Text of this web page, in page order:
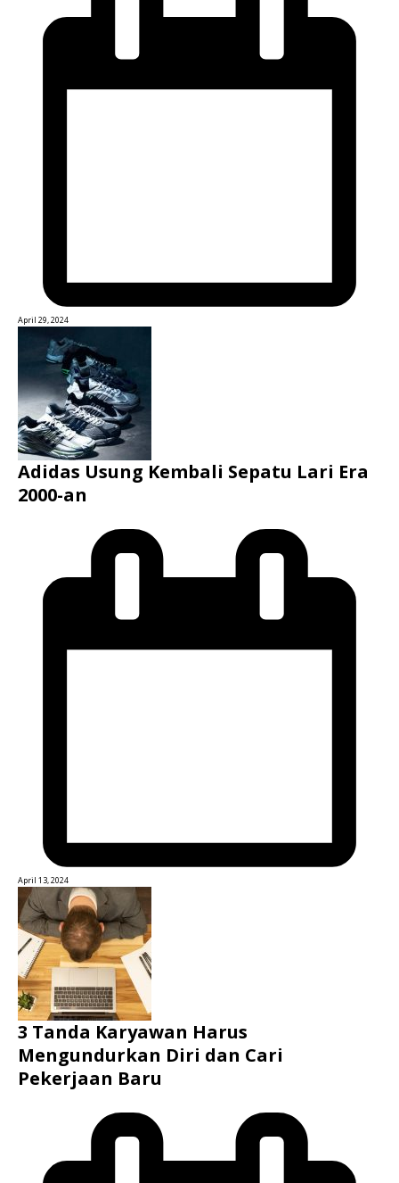
April 29, 2024
Adidas Usung Kembali Sepatu Lari Era
2000-an
April 13, 2024
3 Tanda Karyawan Harus
Mengundurkan Diri dan Cari
Pekerjaan Baru